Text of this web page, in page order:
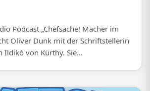
Podcast „Chefsache! Macher im
Oliver Dunk mit der Schriftstellerin
Ildikó von Kürthy. Sie...